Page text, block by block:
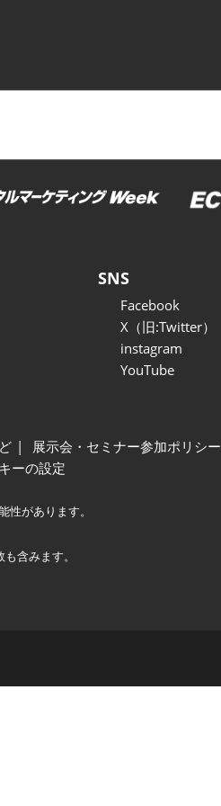
SNS
Facebook
X（旧:Twitter）
instagram
YouTube
展示会・セミナー参加ポリシー
ーの設定
があります。
含みます。